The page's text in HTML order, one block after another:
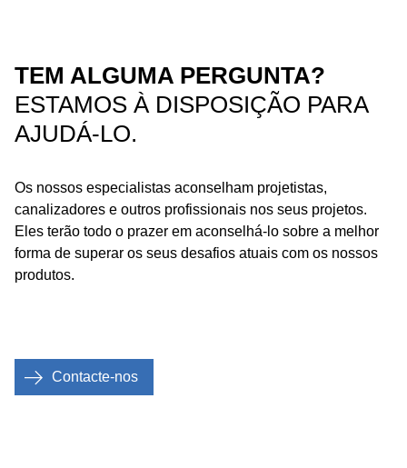
TEM ALGUMA PERGUNTA?
ESTAMOS À DISPOSIÇÃO PARA
AJUDÁ-LO.
Os nossos especialistas aconselham projetistas,
canalizadores e outros profissionais nos seus projetos.
Eles terão todo o prazer em aconselhá-lo sobre a melhor
forma de superar os seus desafios atuais com os nossos
produtos.
Contacte-nos